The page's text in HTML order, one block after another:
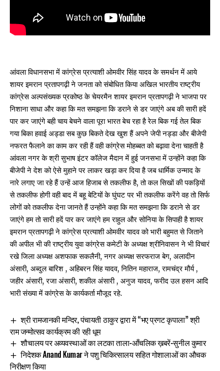
आंवला विधानसभा में कांग्रेस प्रत्याशी ओमवीर सिंह यादव के समर्थन में आये
शायर इमरान प्रतापगढ़ी ने जनता को संबोधित किया अखिल भारतीय राष्ट्रीय
कांग्रेस अल्पसंख्यक प्रकोष्ठ के चेयरमैन शायर इमरान प्रतापगढ़ी ने भाजपा पर
निशाना साधा और कहा कि मत समझना कि डराने से डर जाएंगे अब की सारी हदें
पार कर जाएंगे बही चाय बेचने वाला पूरा भारत बेच रहा है रेल बिक गई तेल बिक
गया बिका हवाई अड्डा सब कुछ बिकते देख खुश हैं अपने जेपी नड्डा और बीजेपी
नफरत फैलाने का काम कर रही हैं वही कांग्रेस मोहब्बत को बढ़ावा देना चाहती है
आंवला नगर के श्री सुभाष इंटर कॉलेज मैदान में हुई जनसभा में उन्होंने कहा कि
बीजेपी ने देश को ऐसे मुहाने पर लाकर खड़ा कर दिया है जब धार्मिक उन्माद के
नारे लगाए जा रहे हैं उन्हें आज हिजाब से तकलीफ है, तो कल सिखों की पकड़ियों
से तकलीफ होगी वही बाद में बहू बेटियों के घुंघट पर भी तकलीफ करेंगे वह तो सिर्फ
लोगों को तकलीफ देना जानते हैं उन्होंने कहा कि मत समझना कि डराने से डर
जाएंगे हम तो सारी हदें पार कर जाएंगे हम राहुल और सोनिया के सिपाही है शायर
इमरान प्रतापगढ़ी ने कांग्रेस प्रत्याशी ओमवीर यादव को भारी बहुमत से जिताने
की अपील भी की राष्ट्रीय युवा कांग्रेस कमेटी के अध्यक्ष श्रीनिवासन ने भी विचारं
रखे जिला अध्यक्ष अशफाक सकलैनी, नगर अध्यक्ष सरफराज बेग, अलादीन
अंसारी, अब्दुल बारिश , अहिबरन सिंह यादव, नितिन महाराज, रामचंद्र मौर्य ,
जहीर अंसारी, रजा अंसारी, शकील अंसारी , अनुज यादव, फरीद उल हसन आदि
भारी संख्या में कांग्रेस के कार्यकर्ता मौजूद रहे.
श्री रामजानकी मन्दिर, पंचायती ठाकुर द्वारा में “भए प्रगट कृपाला” श्री
राम जन्मोत्सव कार्यक्रम की रही धूम
शौचालय पर अव्यवस्थाओं का लटका ताला-आँचलिक ख़बरें-सुनील कुमार
निदेशक Anand Kumar ने पशु चिकित्सालय सहित गोशालाओं का औचक
निरीक्षण किया